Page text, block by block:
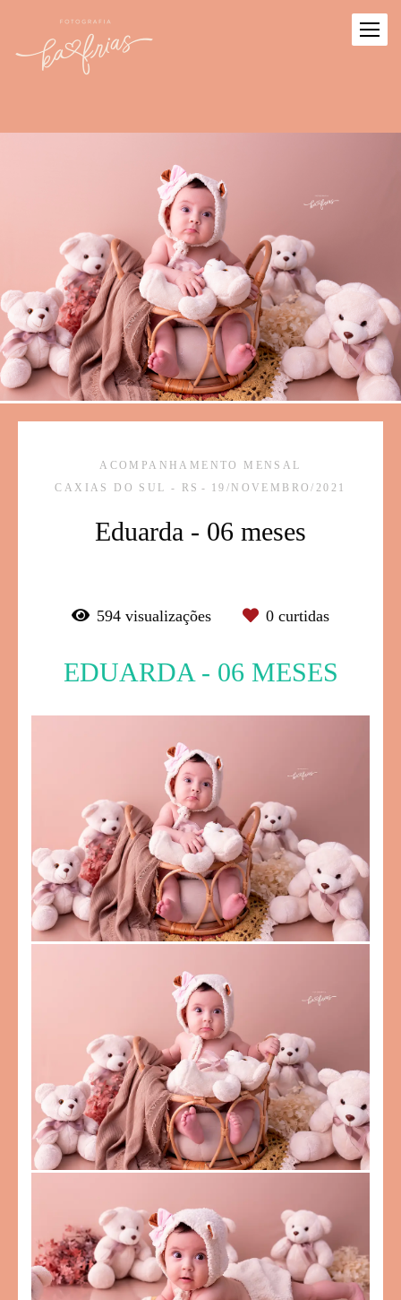
ACOMPANHAMENTO MENSAL
CAXIAS DO SUL - RS
19/NOVEMBRO/2021
Eduarda - 06 meses
594 visualizações 0 curtidas
EDUARDA - 06 MESES